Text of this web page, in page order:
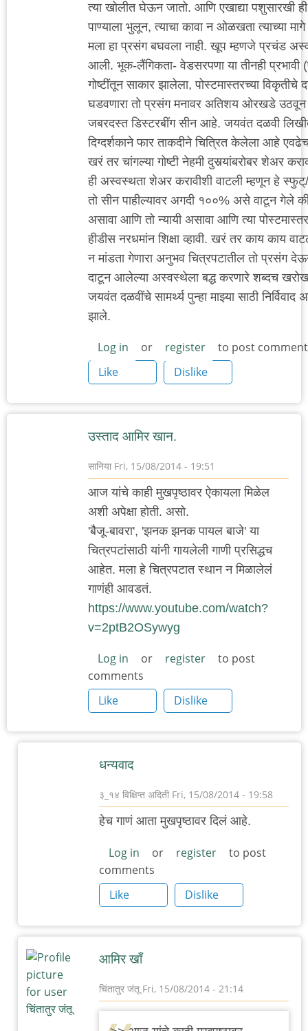
त्या खोलीत घेऊन जातो. आणि एखाद्या पशुसारखी
पाण्याला भुलून, त्याचा कावा न ओळखता त्याच्या
मला हा प्रसंग बघवला नाही. खूप म्हणजे प्रचंड
आली. भूक-लैंगिकता- वेडसरपणा या तीनही प्रभावी
गोष्टींतून साकार झालेला, पोस्टमास्तरच्या विकृतीचे
घडवणारा तो प्रसंग मनावर अतिशय ओरखडे उठवून
जबरदस्त डिस्टरबींग सीन आहे. जयवंत दळवी
दिग्दर्शकाने फार ताकदीने चित्रित केलेला आहे
खरं तर चांगल्या गोष्टी नेहमी दुसर्‍यांबरोबर शेअर
ही अस्वस्थता शेअर करावीशी वाटली म्हणून हे
तो सीन पाहील्यावर अगदी १००% असे वाटून गेले
असावा आणि तो न्यायी असावा आणि त्या
हीडीस नरधमांन शिक्षा व्हावी. खरं तर काय काय
न मांडता गेणारा अनुभव चित्रपटातील तो प्रसंग
दाटून आलेल्या अस्वस्थेला बद्ध करणारे शब्दच
जयवंत दळवींचे सामर्थ्य पुन्हा माझ्या साठी निर्विवाद
झाले.
Log in or register
to post
Like
Dislike
उस्ताद आमिर खान.
सानिया Fri, 15/08/2014 - 19:51
आज यांचे काही मुखपृष्ठावर ऐकायला मिळेल
अशी अपेक्षा होती. असो.
'बैजू-बावरा', 'झनक झनक पायल बाजे' या
चित्रपटांसाठी यांनी गायलेली गाणी प्रसिद्धच
आहेत. मला हे चित्रपटात स्थान न मिळालेलं
गाणंही आवडतं.
https://www.youtube.com/watch?
v=2ptB2OSywyg
Log in or register
to post
comments
Like
Dislike
धन्यवाद
३_१४ विक्षिप्त अदिती Fri, 15/08/2014 - 19:58
In
उस्ताद
आमिर
खान.
by
हेच गाणं आता मुखपृष्ठावर दिलं आहे.
Log in or register
to post
comments
Like
Dislike
आमिर खाँ
चिंतातुर जंतू Fri, 15/08/2014 - 21:14
In
reply